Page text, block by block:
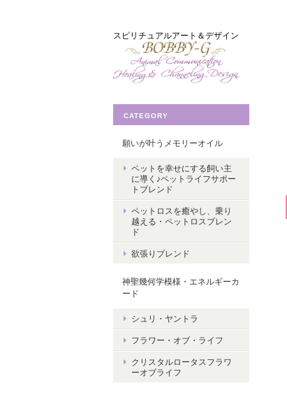
スピリチュアルアート＆デザイン
CATEGORY
願いが叶うメモリーオイル
ペットを幸せにする飼い主
に導く♪ペットライフサポー
トブレンド
ペットロスを癒やし、乗り
越える・ペットロスブレン
ド
欲張りブレンド
神聖幾何学模様・エネルギーカ
ード
シュリ・ヤントラ
フラワー・オブ・ライフ
クリスタルロータスフラワ
ーオブライフ